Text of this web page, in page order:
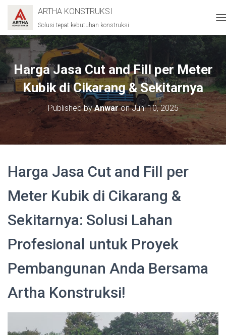
ARTHA KONSTRUKSI
Solusi tepat kebutuhan konstruksi
O
E
A
V
A
T
Harga Jasa Cut and Fill per Meter
Kubik di Cikarang & Sekitarnya
Published byAnwaronJuni 10, 2025
Harga Jasa Cut and Fill per
Meter Kubik di Cikarang &
Sekitarnya: Solusi Lahan
Profesional untuk Proyek
Pembangunan Anda Bersama
Artha Konstruksi!